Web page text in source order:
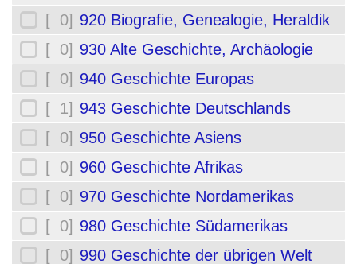
[ 0] 920 Biografie, Genealogie, Heraldik
[ 0] 930 Alte Geschichte, Archäologie
[ 0] 940 Geschichte Europas
[ 1] 943 Geschichte Deutschlands
[ 0] 950 Geschichte Asiens
[ 0] 960 Geschichte Afrikas
[ 0] 970 Geschichte Nordamerikas
[ 0] 980 Geschichte Südamerikas
[ 0] 990 Geschichte der übrigen Welt